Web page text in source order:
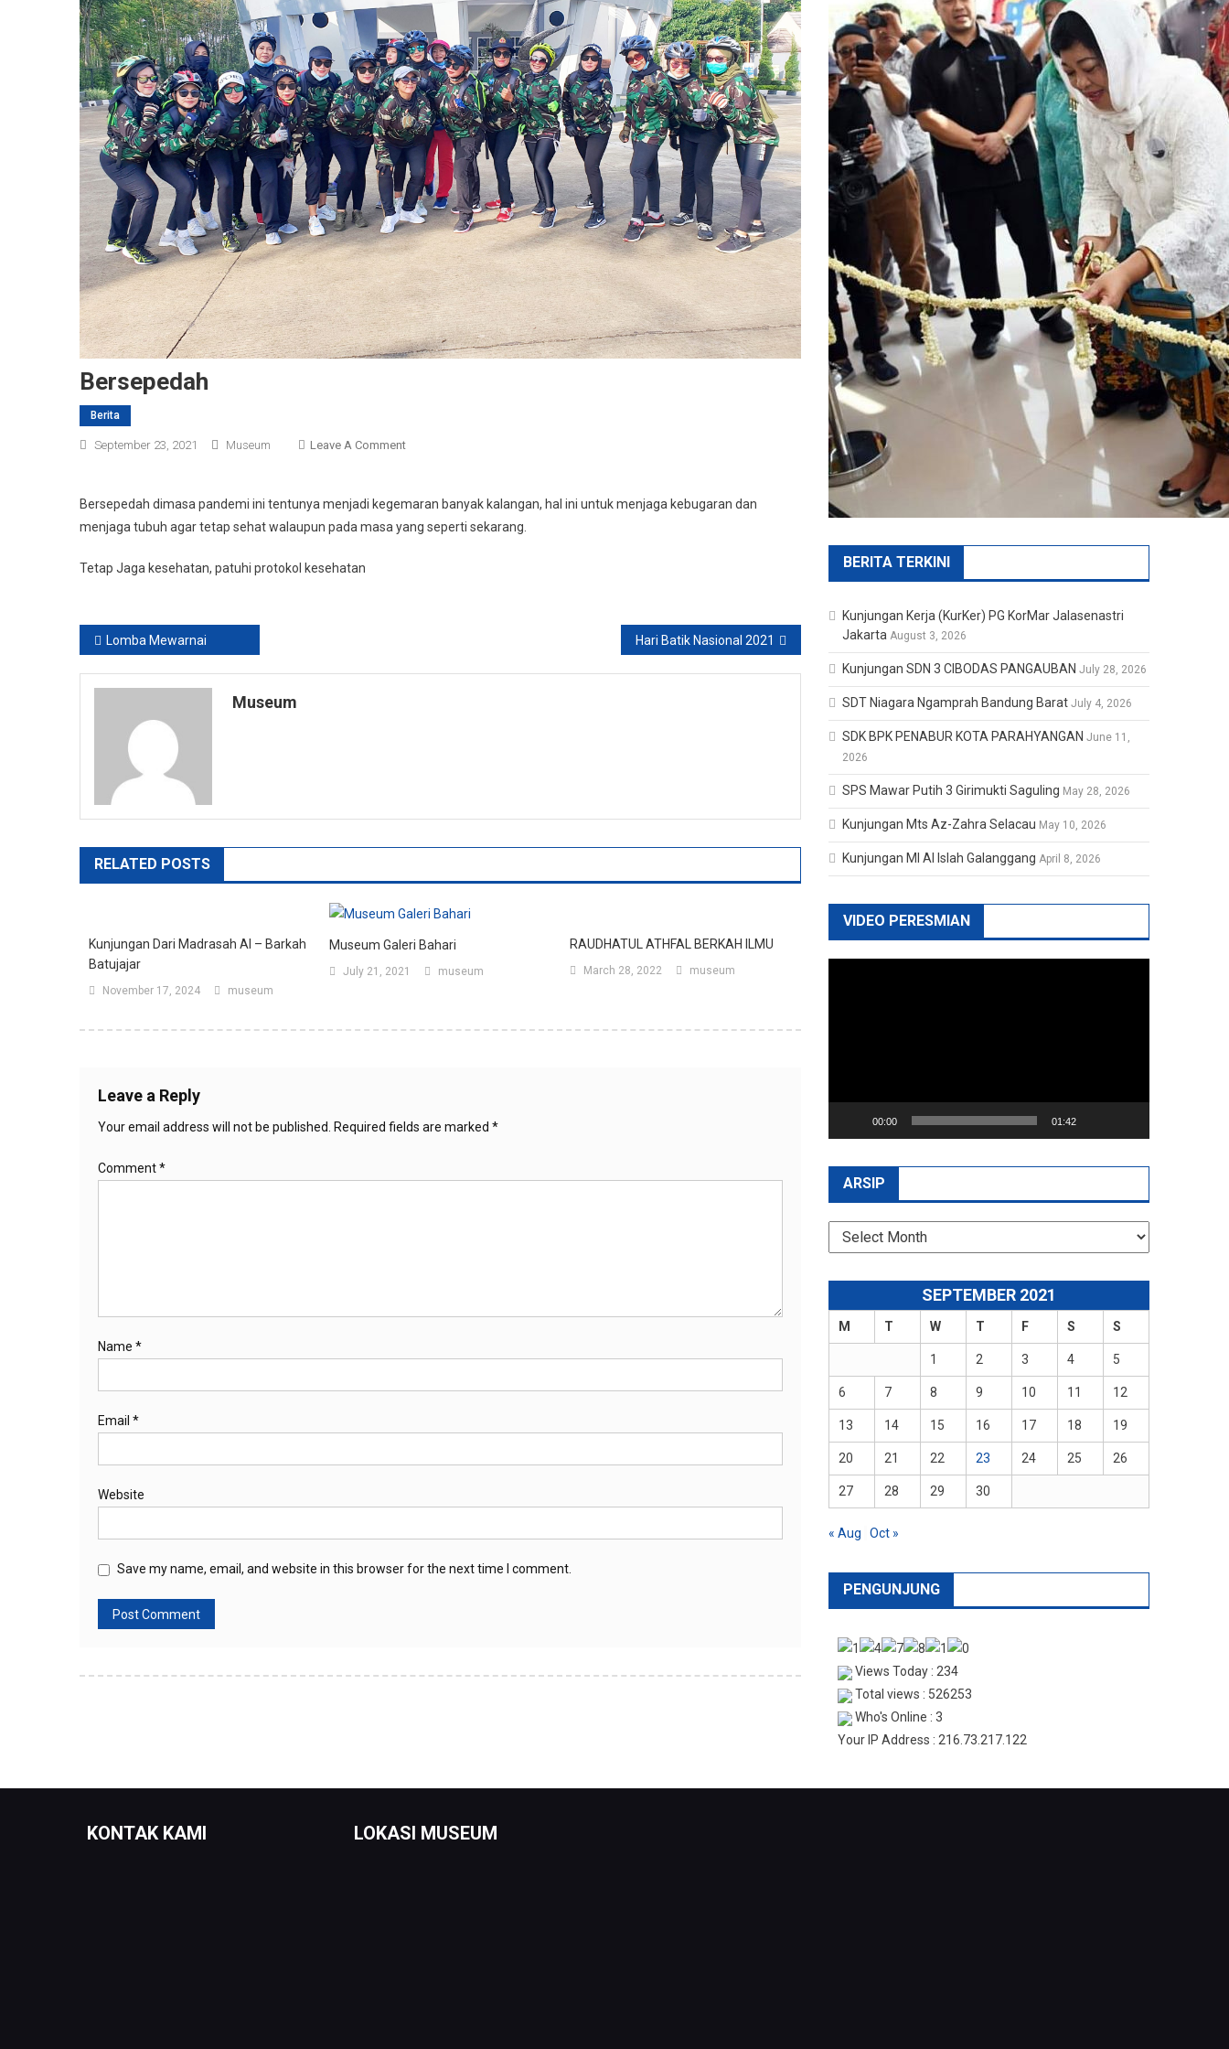
Bersepedah
Berita
September 23, 2021 Museum Leave A CommentOn
Bersepedah dimasa pandemi ini tentunya menjadi kegemaran banyak kalangan, hal ini untuk menjaga kebugaran dan
menjaga tubuh agar tetap sehat walaupun pada masa yang seperti sekarang.
Tetap Jaga kesehatan, patuhi protokol kesehatan
Post
navigation
Lomba Mewarnai Hari Batik Nasional 2021
Museum
RELATED POSTS
Kunjungan Dari Madrasah Al – Barkah
Batujajar
November 17, 2024 museum
Museum Galeri Bahari
July 21, 2021 museum
RAUDHATUL ATHFAL BERKAH ILMU
March 28, 2022 museum
Leave a Reply
Your email address will not be published. Required fields are marked *
Comment*
Name *
Email *
Website
Save my name, email, and website in this browser for the next time I comment.
BERITA TERKINI
Kunjungan Kerja (KurKer) PG KorMar Jalasenastri
Jakarta August 3, 2026
Kunjungan SDN 3 CIBODAS PANGAUBAN July 28, 2026
SDT Niagara Ngamprah Bandung Barat July 4, 2026
SDK BPK PENABUR KOTA PARAHYANGAN June 11,
2026
SPS Mawar Putih 3 Girimukti Saguling May 28, 2026
Kunjungan Mts Az-Zahra Selacau May 10, 2026
Kunjungan MI Al Islah Galanggang April 8, 2026
VIDEO PERESMIAN
00:00 01:42
ARSIP
Arsip
SEPTEMBER 2021
M T W T F S S
1 2 3 4 5
6 7 8 9 10 11 12
13 14 15 16 17 18 19
20 21 22 23 24 25 26
27 28 29 30
« Aug Oct »
PENGUNJUNG
Views Today : 234
Total views : 526253
Who's Online : 3
Your IP Address : 216.73.217.122
KONTAK KAMI LOKASI MUSEUM